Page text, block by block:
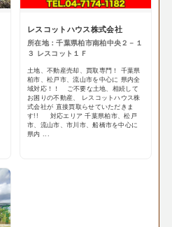
レスコットハウス株式会社
所在地：千葉県柏市南柏中央２－１
３ レスコット１Ｆ
土地、不動産売却、買取専門！ 千葉県
柏市、松戸市、流山市を中心に 県内全
域対応！！ ご不要な土地、相続して
お困りの不動産、 レスコットハウス株
式会社が 直接買取らせていただきま
す!! 対応エリア 千葉県柏市、松戸
市、流山市、市川市、船橋市を中心に
県内 ...